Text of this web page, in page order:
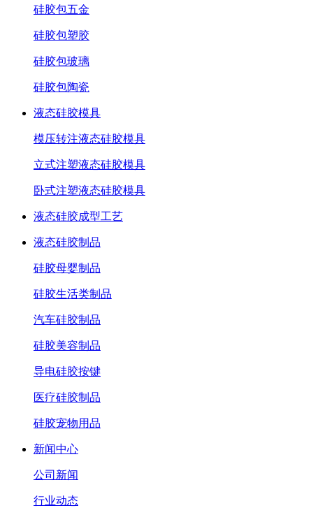
硅胶包五金
硅胶包塑胶
硅胶包玻璃
硅胶包陶瓷
液态硅胶模具
模压转注液态硅胶模具
立式注塑液态硅胶模具
卧式注塑液态硅胶模具
液态硅胶成型工艺
液态硅胶制品
硅胶母婴制品
硅胶生活类制品
汽车硅胶制品
硅胶美容制品
导电硅胶按键
医疗硅胶制品
硅胶宠物用品
新闻中心
公司新闻
行业动态